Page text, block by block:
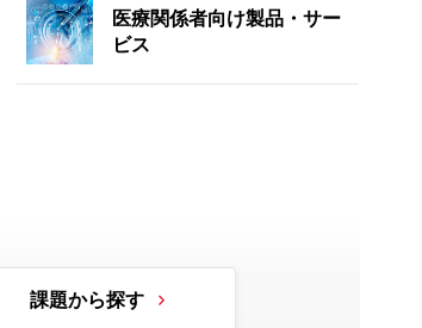
医療関係者向け製品・サー
ビス
課題から探す